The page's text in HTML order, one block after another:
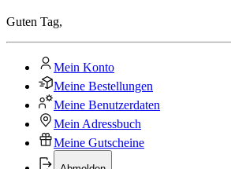
Guten Tag,
Mein Konto
Meine Bestellungen
Meine Benutzerdaten
Mein Adressbuch
Meine Gutscheine